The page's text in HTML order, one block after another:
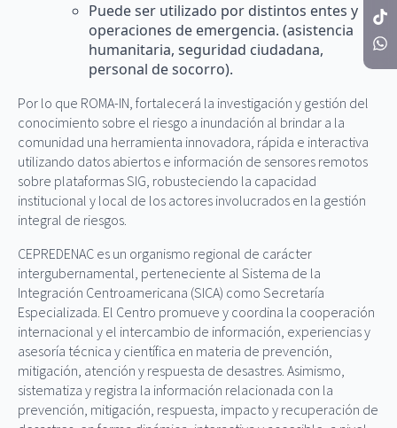
Puede ser utilizado por distintos entes y
operaciones de emergencia. (asistencia
humanitaria, seguridad ciudadana,
personal de socorro).
Por lo que ROMA-IN, fortalecerá la investigación y gestión del
conocimiento sobre el riesgo a inundación al brindar a la
comunidad una herramienta innovadora, rápida e interactiva
utilizando datos abiertos e información de sensores remotos
sobre plataformas SIG, robusteciendo la capacidad
institucional y local de los actores involucrados en la gestión
integral de riesgos.
CEPREDENAC es un organismo regional de carácter
intergubernamental, perteneciente al Sistema de la
Integración Centroamericana (SICA) como Secretaría
Especializada. El Centro promueve y coordina la cooperación
internacional y el intercambio de información, experiencias y
asesoría técnica y científica en materia de prevención,
mitigación, atención y respuesta de desastres. Asimismo,
sistematiza y registra la información relacionada con la
prevención, mitigación, respuesta, impacto y recuperación de